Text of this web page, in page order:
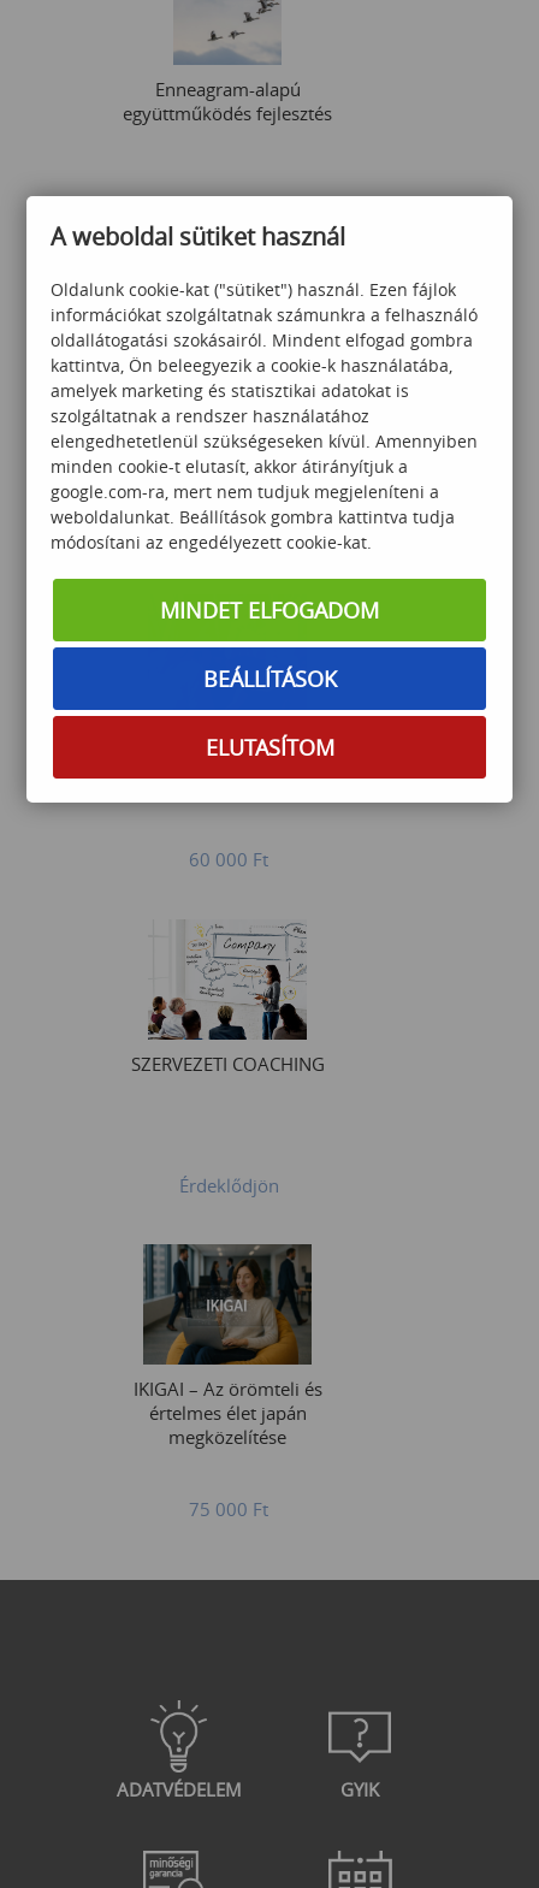
Enneagram-alapú
együttműködés fejlesztés
Ügyfélközpontú
kommunikáció
60 000Ft
People Skills for Project
Success
60 000 Ft
SZERVEZETI COACHING
Érdeklődjön
IKIGAI – Az örömteli és
értelmes élet japán
megközelítése
75 000 Ft
ADATVÉDELEM GYIK
A weboldal sütiket használ
Oldalunk cookie-kat ("sütiket") használ. Ezen fájlok
információkat szolgáltatnak számunkra a felhasználó
oldallátogatási szokásairól. Mindent elfogad gombra
kattintva, Ön beleegyezik a cookie-k használatába,
amelyek marketing és statisztikai adatokat is
szolgáltatnak a rendszer használatához
elengedhetetlenül szükségeseken kívül. Amennyiben
minden cookie-t elutasít, akkor átirányítjuk a
google.com-ra, mert nem tudjuk megjeleníteni a
weboldalunkat. Beállítások gombra kattintva tudja
módosítani az engedélyezett cookie-kat.
MINDET ELFOGADOM
BEÁLLÍTÁSOK
ELUTASÍTOM